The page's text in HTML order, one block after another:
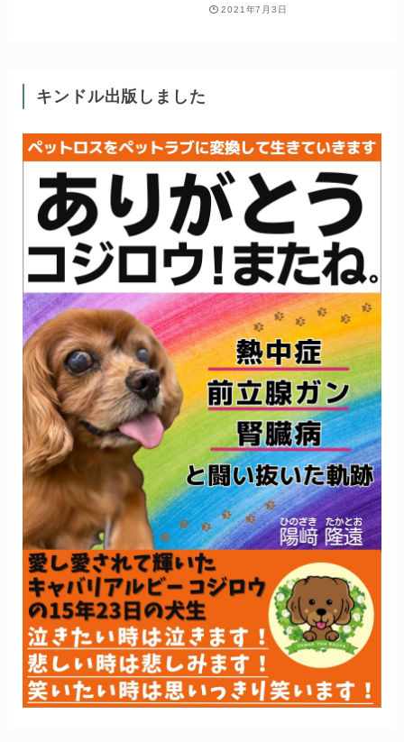
2021年7月3日
キンドル出版しました